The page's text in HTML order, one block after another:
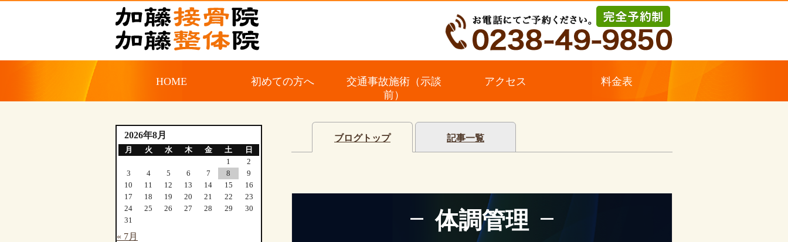
HOME 初めての方へ
交通事故施術（示談
前）
アクセス 料金表
ブログトップ 記事一覧
体調管理
2026年8月
月 火 水 木 金 土
日
1
2
3
4 5 6 7 8
9
10
11 12 13 14 15
16
17
18 19 20 21 22
23
24
25 26 27 28 29
30
31
« 7月